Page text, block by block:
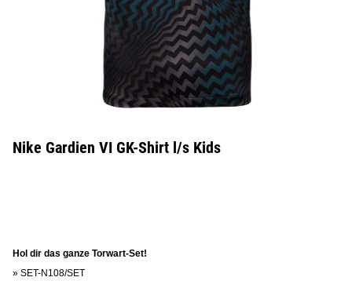
Nike Gardien VI GK-Shirt l/s Kids
Hol dir das ganze Torwart-Set!
» SET-N108/SET